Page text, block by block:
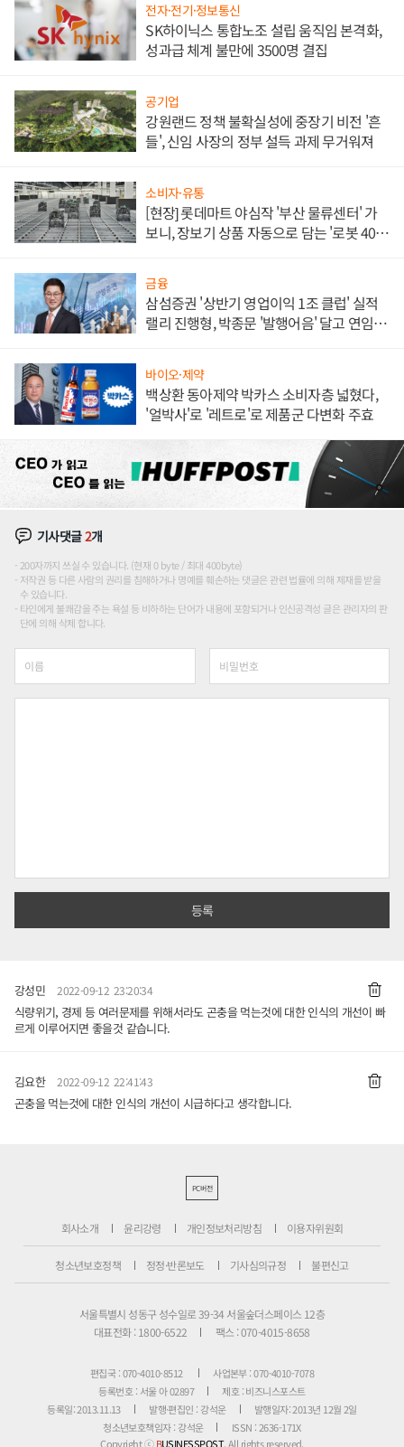
전자·전기·정보통신
SK하이닉스 통합노조 설립 움직임 본격화,
성과급 체계 불만에 3500명 결집
공기업
강원랜드 정책 불확실성에 중장기 비전 '흔
들', 신임 사장의 정부 설득 과제 무거워져
소비자·유통
[현장] 롯데마트 야심작 '부산 물류센터' 가
보니, 장보기 상품 자동으로 담는 '로봇 400
금융
삼섬증권 '상반기 영업이익 1조 클럽' 실적
랠리 진행형, 박종문 '발행어음' 달고 연임 향
바이오·제약
백상환 동아제약 박카스 소비자층 넓혔다,
'얼박사'로 '레트로'로 제품군 다변화 주효
기사댓글2개
200자까지 쓰실 수 있습니다. (현재 0 byte / 최대 400byte)
저작권 등 다른 사람의 권리를 침해하거나 명예를 훼손하는 댓글은 관련 법률에 의해 제재를 받을
수 있습니다.
타인에게 불쾌감을 주는 욕설 등 비하하는 단어가 내용에 포함되거나 인신공격성 글은 관리자의 판
단에 의해 삭제 합니다.
강성민 2022-09-12 23:20:34
식량위기, 경제 등 여러문제를 위해서라도 곤충을 먹는것에 대한 인식의 개선이 빠
르게 이루어지면 좋을것 같습니다.
김요한 2022-09-12 22:41:43
곤충을 먹는것에 대한 인식의 개선이 시급하다고 생각합니다.
PC버전
회사소개 윤리강령 개인정보처리방침 이용자위원회
청소년보호정책 정정·반론보도 기사심의규정 불편신고
서울특별시 성동구 성수일로 39-34 서울숲더스페이스 12층
대표전화 : 1800-6522
팩스 : 070-4015-8658
편집국 : 070-4010-8512
사업본부 : 070-4010-7078
등록번호 : 서울 아 02897
제호 : 비즈니스포스트
등록일: 2013.11.13
발행·편집인 : 강석운
발행일자: 2013년 12월 2일
청소년보호책임자 : 강석운
ISSN : 2636-171X
Copyright ⓒBUSINESSPOST. All rights reserved.